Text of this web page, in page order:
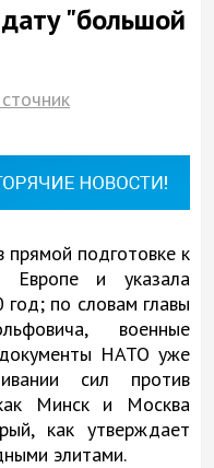
"большой
прямой подготовке к
Европе и указала
по словам главы
военные
НАТО уже
сил против
Минск и Москва
как утверждает
элитами.